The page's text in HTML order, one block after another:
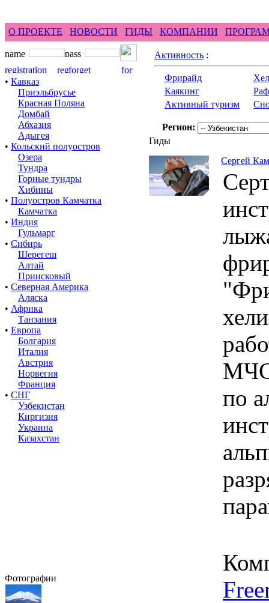
О ПРОЕКТЕ НОВОСТИ ГИДЫ КОМПАНИИ
• Кавказ
Приэльбрусье
Красная Поляна
Домбай
Абхазия
Адыгея
• Кольский полуостров
Озера
Тундра
Горные тундры
Хибины
• Полуостров Камчатка
Камчатка
• Индия
Гульмарг
• Сибирь
Шерегеш
Алтай
Приисковый
• Северная Америка
Аляска
• Африка
Танзания
• Европа
Болгария
Италия
Австрия
Норвегия
Франция
• СНГ
Узбекистан
Киргизия
Украина
Казахстан
Фотографии
Активность :
Фрирайд
Каякинг
Активный туризм
Регион:
Гиды
Сергей
по